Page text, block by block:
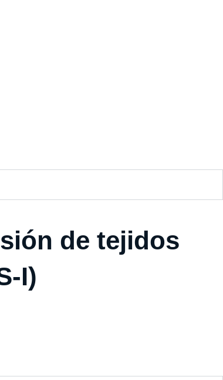
de tejidos
I)